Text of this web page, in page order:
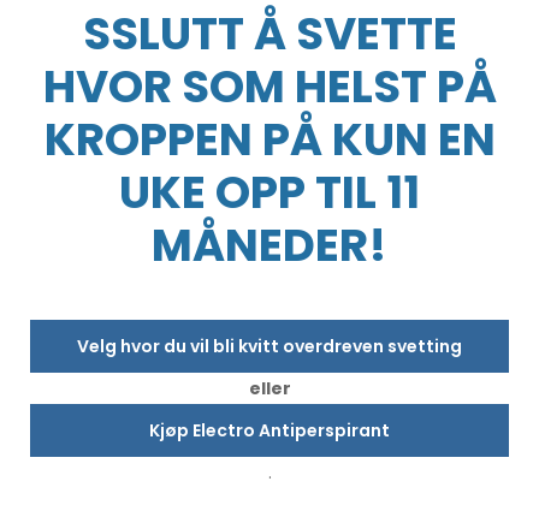
SSLUTT Å SVETTE
HVOR SOM HELST PÅ
KROPPEN PÅ KUN EN
UKE OPP TIL 11
MÅNEDER!
Velg hvor du vil bli kvitt overdreven svetting
eller
Kjøp Electro Antiperspirant
.